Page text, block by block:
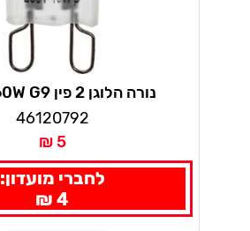
נורה הלוגן 2 פין 230V 60W G9
46120792
5 ₪
לחברי מועדון:
4 ₪